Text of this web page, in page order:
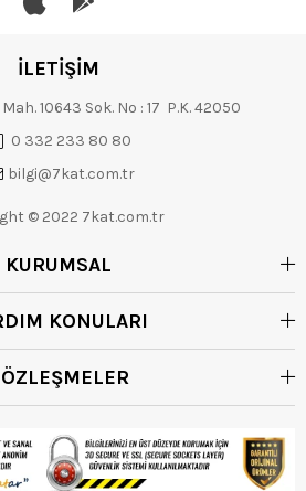
İLETİŞİM
10643 Sok. No : 17 P.K. 42050
0 332 233 80 80
bilgi@7kat.com.tr
© 2022 7kat.com.tr
KURUMSAL
KONULARI